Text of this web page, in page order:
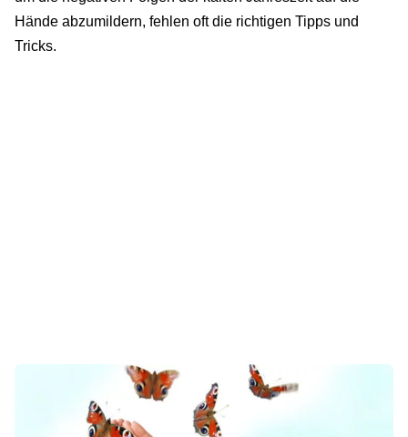
Hände abzumildern, fehlen oft die richtigen Tipps und
Tricks.